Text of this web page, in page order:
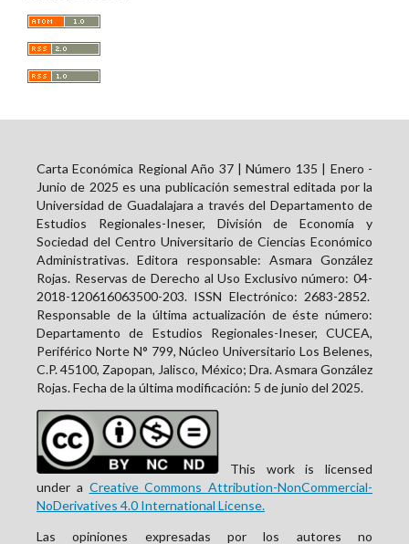
Carta Económica Regional Año 37 | Número 135 | Enero -
Junio de 2025 es una publicación semestral editada por la
Universidad de Guadalajara a través del Departamento de
Estudios Regionales-Ineser, División de Economía y
Sociedad del Centro Universitario de Ciencias Económico
Administrativas. Editora responsable: Asmara González
Rojas. Reservas de Derecho al Uso Exclusivo número: 04-
2018-120616063500-203. ISSN Electrónico: 2683-2852.
Responsable de la última actualización de éste número:
Departamento de Estudios Regionales-Ineser, CUCEA,
Periférico Norte N° 799, Núcleo Universitario Los Belenes,
C.P. 45100, Zapopan, Jalisco, México; Dra. Asmara González
Rojas. Fecha de la última modificación: 5 de junio del 2025.
This work is licensed
under a Creative Commons Attribution-NonCommercial-
NoDerivatives 4.0 International License.
Las opiniones expresadas por los autores no